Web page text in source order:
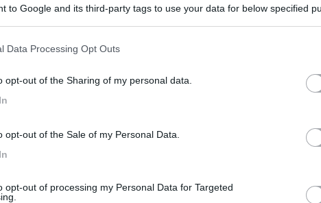
to Google and its third-party tags to use your data for below specified
Data Processing Opt Outs
opt-out of the Sharing of my personal data.
opt-out of the Sale of my Personal Data.
opt-out of processing my Personal Data for Targeted
Posizione
Pozzolo 1
Posizione